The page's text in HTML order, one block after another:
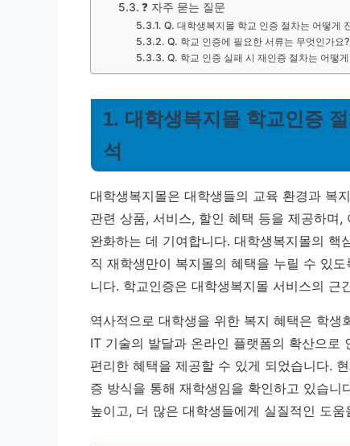
❓ 자주 묻는 질문
Q. 대학생복지몰 학교 인증 절차는 어떻게
Q. 학교 인증에 필요한 서류는 무엇인가요?
Q. 학교 인증 실패 시 재인증 절차는 어떻
1. 대학생복지몰 학교인증
석
대학생복지몰은 대학생들의 교육 환경과 복
관련 상품, 서비스, 할인 혜택 등을 제공하며
완화하는 데 기여합니다. 대학생복지몰의 핵
직 재학생만이 복지몰의 혜택을 누릴 수 있
니다. 학교인증은 대학생복지몰 서비스의 근
역사적으로 대학생을 위한 복지 혜택은 학
IT 기술의 발달과 온라인 플랫폼의 확산으로
편리한 혜택을 제공할 수 있게 되었습니다.
증 방식을 통해 재학생임을 확인하고 있습
높이고, 더 많은 대학생들에게 실질적인 도